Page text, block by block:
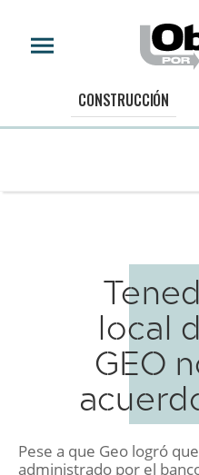
CONSTRUCCIÓN
local
GEO
Pese a que Geo logró
administrado por el